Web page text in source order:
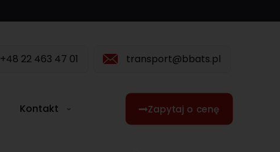
+48 22 463 47 01 transport@bbats.pl
Kontakt Zapytaj o cenę